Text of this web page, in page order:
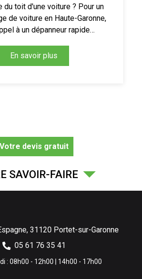
du toit d'une voiture ? Pour un
de voiture en Haute-Garonne,
à un dépanneur rapide…
En savoir plus
Votre devis gratuit
SAVOIR-FAIRE
31120 Portet-sur-Garonne
05 61 76 35 41
: 08h00 - 12h00 | 14h00 - 17h00